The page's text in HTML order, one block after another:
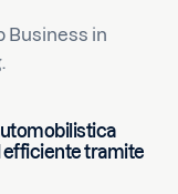
Business in
efficiente tramite